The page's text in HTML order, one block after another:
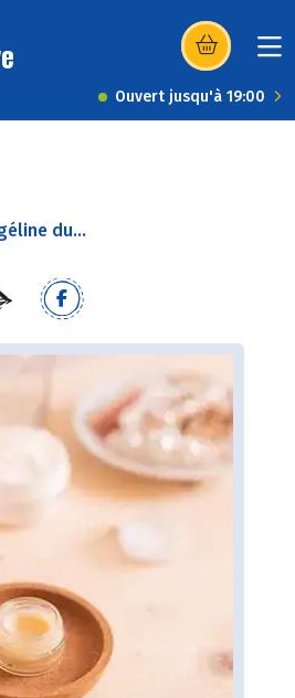
(s’ouvre dans
Ouvert jusqu'à 19:00
du...